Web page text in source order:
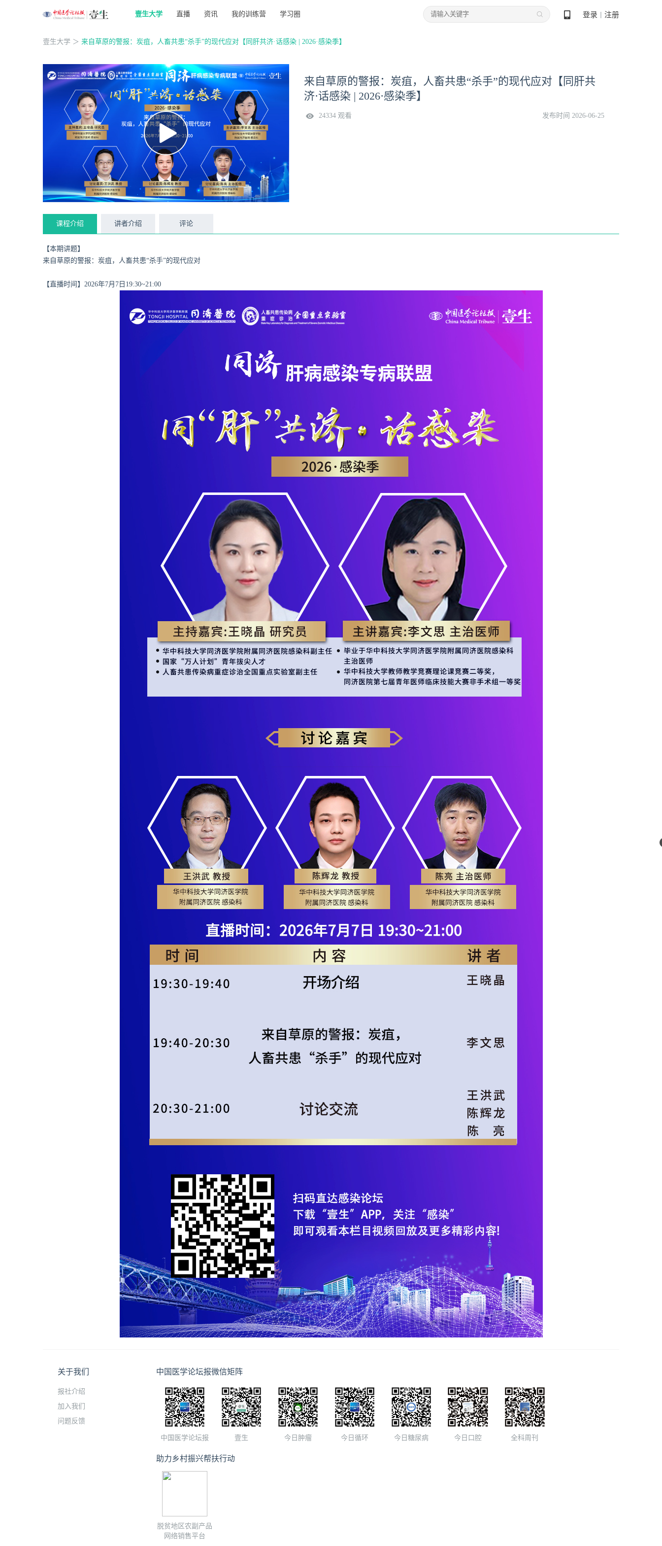
壹生大学 直播 资讯 我的训练营 学习圈 登录 注册
壹生大学 ＞ 来自草原的警报：炭疽，人畜共患“杀手”的现代应对【同肝共济·话感染 | 2026·感染季】
来自草原的警报：炭疽，人畜共患“杀手”的现代应对【同肝共
济·话感染 | 2026·感染季】
24334 观看 发布时间 2026-06-25
课程介绍 讲者介绍 评论
【本期讲题】
来自草原的警报：炭疽，人畜共患“杀手”的现代应对
【直播时间】2026年7月7日19:30~21:00
关于我们
报社介绍
加入我们
问题反馈
中国医学论坛报微信矩阵
中国医学论坛报 壹生 今日肿瘤 今日循环 今日糖尿病 今日口腔 全科周刊
助力乡村振兴帮扶行动
脱贫地区农副产品
网络销售平台